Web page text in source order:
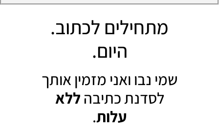
מתחילים לכתוב.
היום.
שמי נבו ואני מזמין אותך
לסדנת כתיבהללא
עלות.